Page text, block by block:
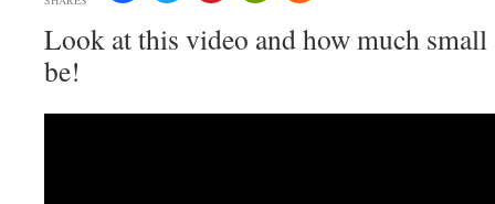
Look at this video and how much small
be!